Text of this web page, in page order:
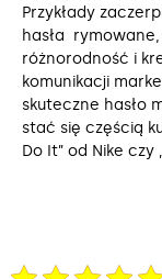
Przykłady
hasła
różnorodność i
komunikacji
skuteczne hasło
stać się częścią
Do It” od Nike czy